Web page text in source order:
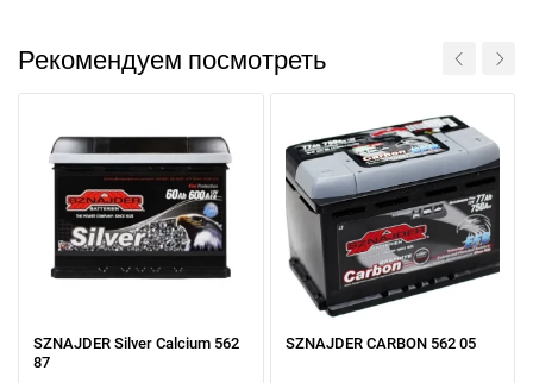
Рекомендуем посмотреть
SZNAJDER Silver Calcium 562
87
SZNAJDER CARBON 562 05